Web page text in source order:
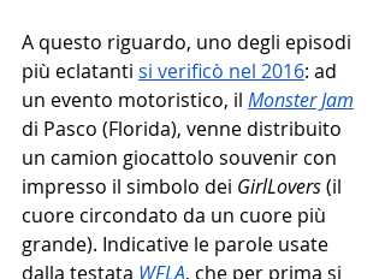
A questo riguardo, uno degli episodi
più eclatanti si verificò nel 2016: ad
un evento motoristico, il Monster Jam
di Pasco (Florida), venne distribuito
un camion giocattolo souvenir con
impresso il simbolo dei GirlLovers (il
cuore circondato da un cuore più
grande). Indicative le parole usate
dalla testata WFLA, che per prima si